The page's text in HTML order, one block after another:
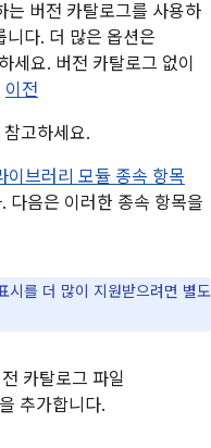
는 버전 카탈로그를 사용하
다. 더 많은 옵션은
세요. 버전 카탈로그 없이
이전
참고하세요.
이브러리 모듈 종속 항목
다음은 이러한 종속 항목을
를 더 많이 지원받으려면 별도
카탈로그 파일
추가합니다.